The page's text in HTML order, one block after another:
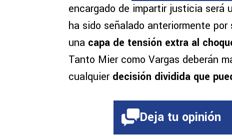
encargado de impartir justicia
ha sido señalado anteriormente
una capa de tensión extra al
Tanto Mier como Vargas deberán
cualquier decisión dividida que
Deja tu opinión